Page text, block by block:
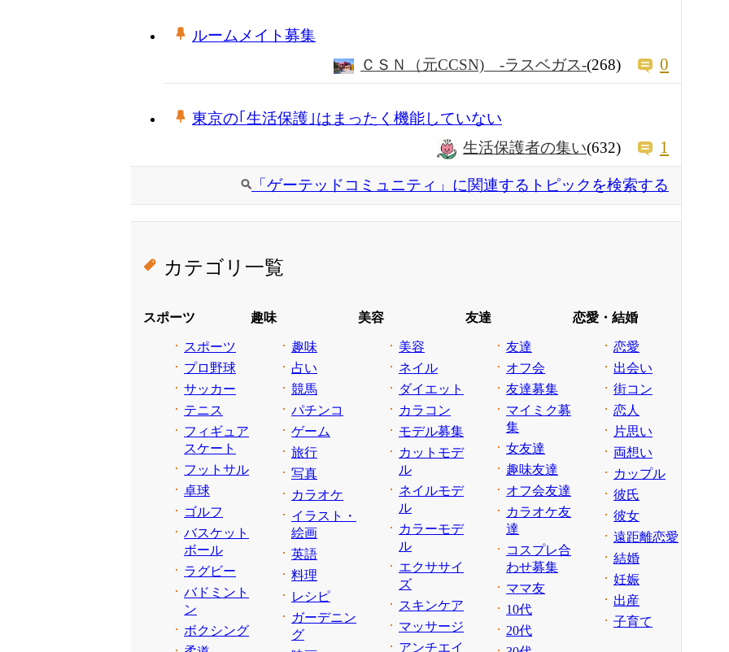
ルームメイト募集
ＣＳＮ（元CCSN) -ラスベガス-(268) 0
東京の｢生活保護｣はまったく機能していない
生活保護者の集い(632) 1
「ゲーテッドコミュニティ」に関連するトピックを検索する
カテゴリ一覧
スポーツ
スポーツ
プロ野球
サッカー
テニス
フィギュア
スケート
フットサル
卓球
ゴルフ
バスケット
ボール
ラグビー
バドミント
ン
ボクシング
趣味
趣味
占い
競馬
パチンコ
ゲーム
旅行
写真
カラオケ
イラスト・
絵画
英語
料理
レシピ
ガーデニン
グ
美容
美容
ネイル
ダイエット
カラコン
モデル募集
カットモデ
ル
ネイルモデ
ル
カラーモデ
ル
エクササイ
ズ
スキンケア
マッサージ
アンチエイ
友達
友達
オフ会
友達募集
マイミク募
集
女友達
趣味友達
オフ会友達
カラオケ友
達
コスプレ合
わせ募集
ママ友
10代
20代
恋愛・結婚
恋愛
出会い
街コン
恋人
片思い
両想い
カップル
彼氏
彼女
遠距離恋愛
結婚
妊娠
出産
子育て